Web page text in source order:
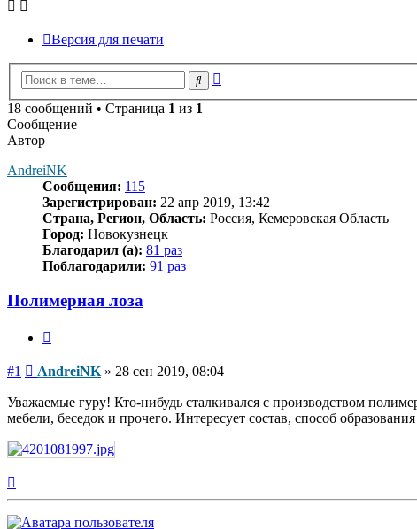
Версия для печати
Поиск
18 сообщений • Страница 1 из 1
Сообщение
Автор
AndreiNK
Сообщения: 115
Зарегистрирован: 22 апр 2019, 13:42
Страна, Регион, Область: Россия, Кемеровская Область
Город: Новокузнецк
Благодарил (а): 81 раз
Поблагодарили: 91 раз
Полимерная лоза
#1 Сообщение
AndreiNK » 28 сен 2019, 08:04
Уважаемые гуру! Кто-нибудь сталкивался с производством
мебели, беседок и прочего. Интересует состав, способ